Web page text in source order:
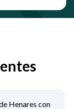
Henares con